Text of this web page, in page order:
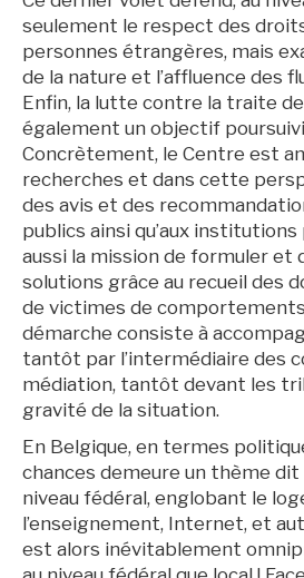
seulement le respect des
personnes étrangères, mais
de la nature et l’affluence des
Enfin, la lutte contre la traite
également un objectif
Concrètement, le Centre est
recherches et dans cette
des avis et des
publics ainsi qu’aux institutions
aussi la mission de formuler et
solutions grâce au recueil des
de victimes de
démarche consiste à
tantôt par l’intermédiaire des
médiation, tantôt devant les
gravité de la situation.
En Belgique, en termes
chances demeure un thème
niveau fédéral, englobant le
l’enseignement, Internet, et
est alors inévitablement